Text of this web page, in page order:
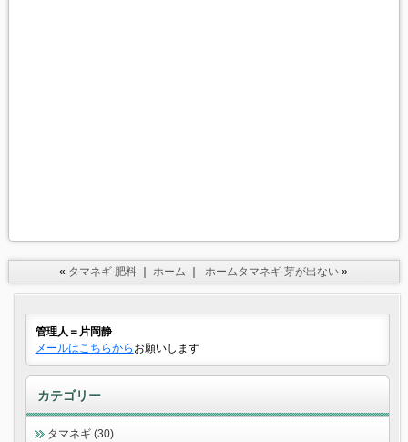
« タマネギ 肥料 ｜ホーム ｜ホームタマネギ 芽が出ない »
管理人＝片岡静
メールはこちらから お願いします
カテゴリー
タマネギ (30)